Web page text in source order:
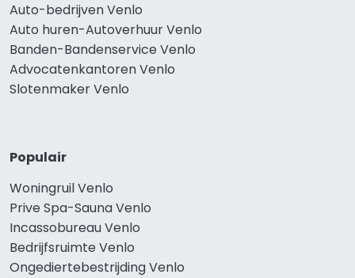
Auto-bedrijven Venlo
Auto huren-Autoverhuur Venlo
Banden-Bandenservice Venlo
Advocatenkantoren Venlo
Slotenmaker Venlo
Populair
Woningruil Venlo
Prive Spa-Sauna Venlo
Incassobureau Venlo
Bedrijfsruimte Venlo
Ongediertebestrijding Venlo